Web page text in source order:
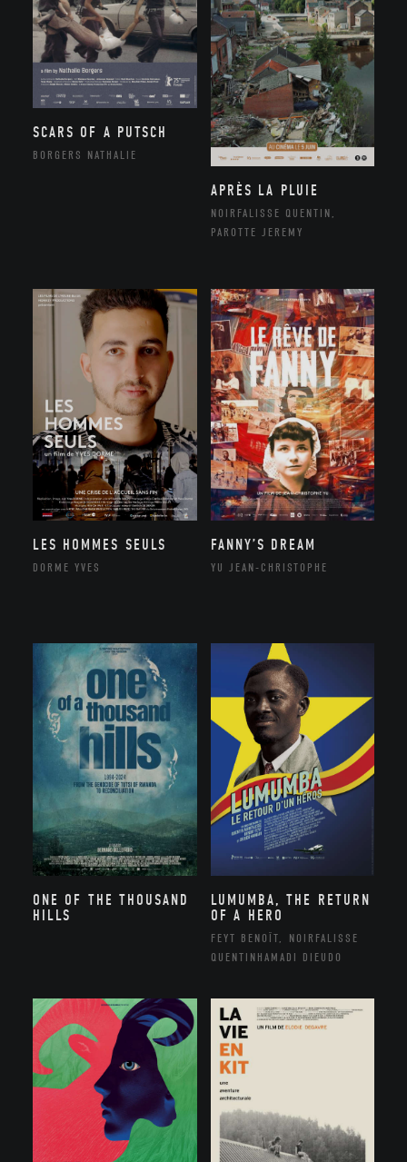
SCARS OF A PUTSCH
BORGERS NATHALIE
APRÈS LA PLUIE
NOIRFALISSE QUENTIN,
PAROTTE JEREMY
LES HOMMES SEULS
DORME YVES
FANNY’S DREAM
YU JEAN-CHRISTOPHE
ONE OF THE THOUSAND
HILLS
LUMUMBA, THE RETURN
OF A HERO
FEYT BENOÎT, NOIRFALISSE
QUENTINHAMADI DIEUDO